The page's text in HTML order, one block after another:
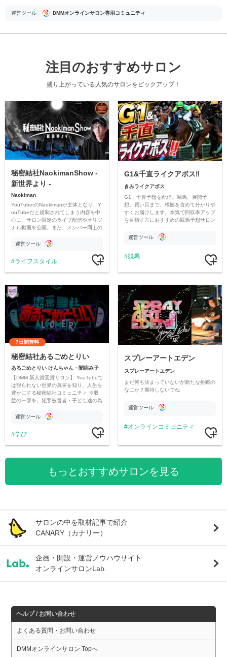
運営ツール DMMオンラインサロン専用コミュニティ
注目のおすすめサロン
盛り上がっている人気のサロンをピックアップ！
秘密結社NaokimanShow -
新世界より -
Naokiman
YouTuberのNaokimanが主体となり、Y
ouTubeだと規制されてしまう内容を中
心に、サロン限定のライブ配信やオリジ
ナル動画を公開。また、メンバー同士の
ただいています。
運営ツール
ライフスタイル
G1&千直ライクアボス‼️
きみライクアボス
G1・千直予想を配信。軸馬、展開予
想、買い目まで、根拠を含めて分かりや
すくお届けします。本気で回収率アップ
を目指す方におすすめの競馬予想サロン
運営ツール
競馬
7日間無料
秘密結社あるごめとりい
あるごめとりい けんちゃん・闇病み子
【DMM 新人賞受賞サロン】 YouTubeで
は観られない世界の真実を知り、人生を
豊かにする秘密結社コミュニティ ※収
益の一部を、犯罪被害者・子ども達の為
す運営ツール
学び
スプレーアートエデン
スプレーアートエデン
まだ何も決まっていないが新たな挑戦の
なにか？期待しないでね
運営ツール
オンラインコミュニティ
もっとおすすめサロンを見る
サロンの中を取材記事で紹介
CANARY（カナリー）
企画・開設・運営ノウハウサイト
オンラインサロンLab.
ヘルプ / お問い合わせ
よくある質問・お問い合わせ
DMMオンラインサロン Topへ